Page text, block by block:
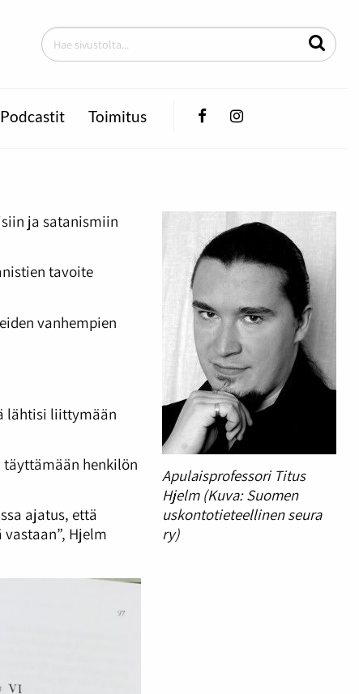
Podcastit Toimitus FacebookInstagram
Apulaisprofessori Titus
Hjelm (Kuva: Suomen
uskontotieteellinen seura
ry)
ja satanismiin
tavoite
vanhempien
lähtisi liittymään
henkilön
ajatus, että
Hjelm